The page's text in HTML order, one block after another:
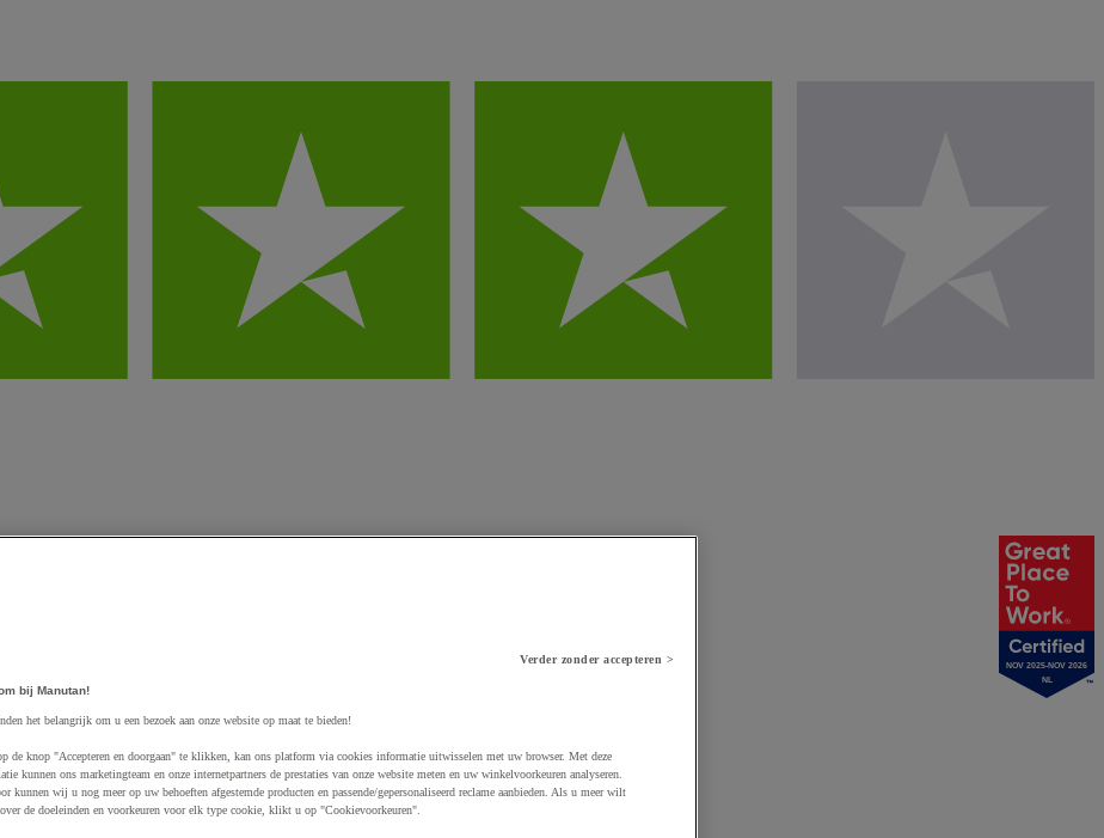
winkelwagen
NOV 2025-NOV 2026
NL
Verder zonder accepteren >
bij Manutan!
het belangrijk om u een bezoek aan onze website op maat te bieden!
de knop "Accepteren en doorgaan" te klikken, kan ons platform via cookies informatie uitwisselen met uw browser. Met deze
kunnen ons marketingteam en onze internetpartners de prestaties van onze website meten en uw winkelvoorkeuren analyseren.
kunnen wij u nog meer op uw behoeften afgestemde producten en passende/gepersonaliseerd reclame aanbieden. Als u meer wilt
de doeleinden en voorkeuren voor elk type cookie, klikt u op "Cookievoorkeuren".